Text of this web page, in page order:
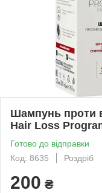
Шампунь проти
Hair Loss
Готово до відправки
Код: 8635
Роздріб
200 ₴